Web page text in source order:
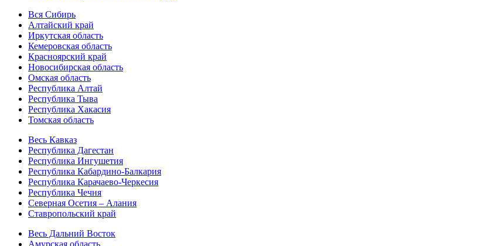
Вся Сибирь
Алтайский край
Иркутская область
Кемеровская область
Красноярский край
Новосибирская область
Омская область
Республика Алтай
Республика Тыва
Республика Хакасия
Томская область
Весь Кавказ
Республика Дагестан
Республика Ингушетия
Республика Кабардино-Балкария
Республика Карачаево-Черкесия
Республика Чечня
Северная Осетия – Алания
Ставропольский край
Весь Дальний Восток
Амурская область